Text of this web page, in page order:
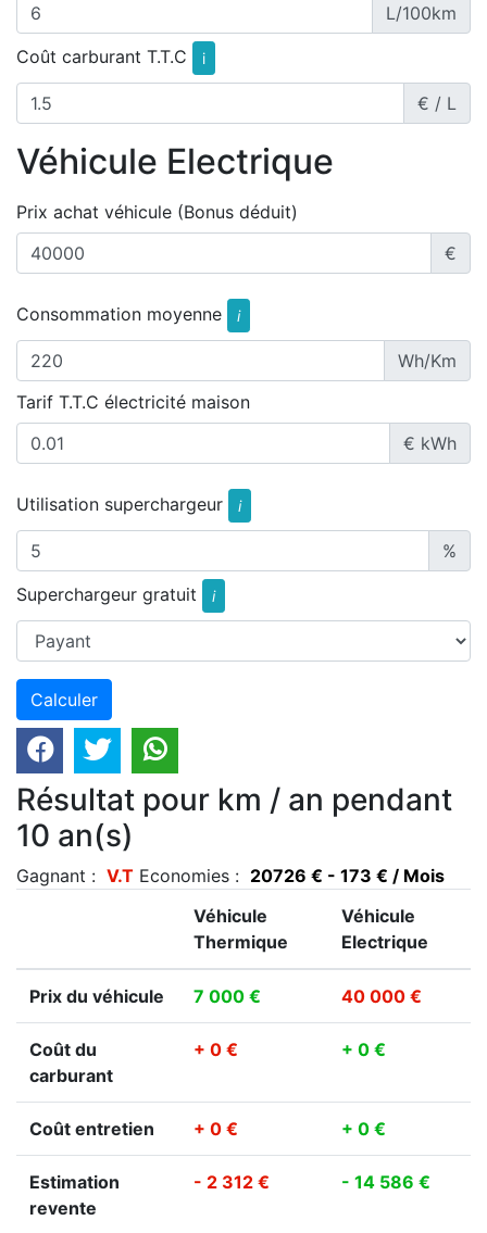
L/100km
Coût carburant T.T.C
i
€ / L
Véhicule Electrique
Prix achat véhicule (Bonus déduit)
€
Consommation moyenne i
Wh/Km
Tarif T.T.C électricité maison
€ kWh
Utilisation superchargeur i
%
Superchargeur gratuit
i
Résultat pour km / an pendant
10 an(s)
Gagnant : V.T Economies : 20726 € - 173 € / Mois
Véhicule
Thermique
Véhicule
Electrique
Prix du véhicule 7 000 € 40 000 €
Coût du
carburant
+ 0 € + 0 €
Coût entretien + 0 € + 0 €
Estimation
revente
- 2 312 € - 14 586 €